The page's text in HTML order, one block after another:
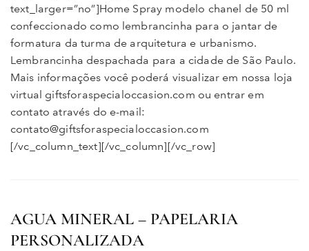
text_larger=”no”]Home Spray modelo chanel de 50 ml
confeccionado como lembrancinha para o jantar de
formatura da turma de arquitetura e urbanismo.
Lembrancinha despachada para a cidade de São Paulo.
Mais informações você poderá visualizar em nossa loja
virtual giftsforaspecialoccasion.com ou entrar em
contato através do e-mail:
contato@giftsforaspecialoccasion.com
[/vc_column_text][/vc_column][/vc_row]
AGUA MINERAL – PAPELARIA
PERSONALIZADA